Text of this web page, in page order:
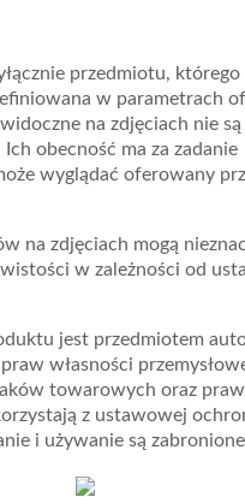
przedmiotu, którego
w parametrach
na zdjęciach nie są
obecność ma za zadanie
wyglądać oferowany
na zdjęciach mogą
w zależności od
jest przedmiotem
własności
towarowych oraz
z ustawowej
i używanie są